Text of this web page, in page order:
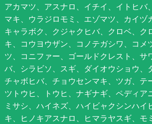
アカマツ、アスナロ、イチイ、イトヒバ
マキ、ウラジロモミ、エゾマツ、カイヅ
キャラボク、クジャクヒバ、クロベ、ク
キ、コウヨウザン、コノテガシワ、コメ
ツ、コニファー、ゴールドクレスト、サ
バ、シラビソ、スギ、ダイオウショウ、
チャボヒバ、チョウセンマキ、ツガ、テ
ツトウヒ、トウヒ、ナギナギ、ペディア
ミサシ、ハイネズ、ハイビャクシンハイ
キ、ヒノキアスナロ、ヒマラヤスギ、モ